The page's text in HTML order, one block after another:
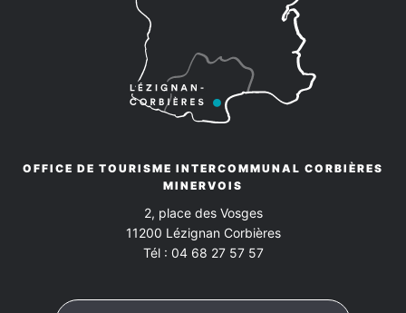
OFFICE DE TOURISME INTERCOMMUNAL CORBIÈRES
MINERVOIS
2, place des Vosges
11200 Lézignan Corbières
Tél : 04 68 27 57 57